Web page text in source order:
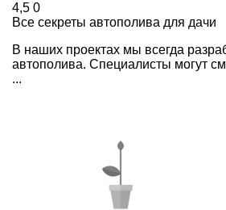
4,5 0
Все секреты автополива для дачи
В наших проектах мы всегда
автополива. Специалисты могут
...